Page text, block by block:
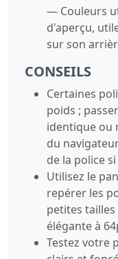
— Couleurs
d'aperçu,
sur son
CONSEILS
Certaines
poids ;
identique ou
du
de la police
Utilisez le
repérer les
petites
élégante à
Testez votre